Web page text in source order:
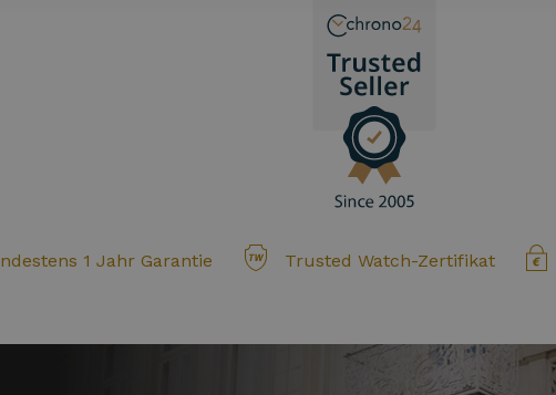
1 Jahr Garantie Trusted Watch-Zertifikat